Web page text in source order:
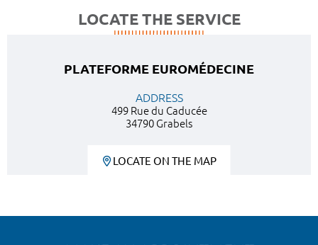
LOCATE THE SERVICE
PLATEFORME EUROMÉDECINE
ADDRESS
499 Rue du Caducée
34790 Grabels
LOCATE ON THE MAP